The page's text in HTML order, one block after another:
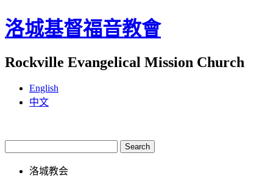
洛城基督福音教會
Rockville Evangelical Mission Church
English
中文
洛城教会